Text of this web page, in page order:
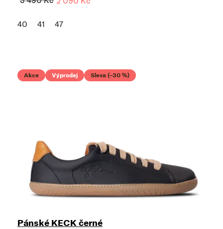
40 41 47
Akce Výprodej Sleva (–30 %)
Pánské KECK černé